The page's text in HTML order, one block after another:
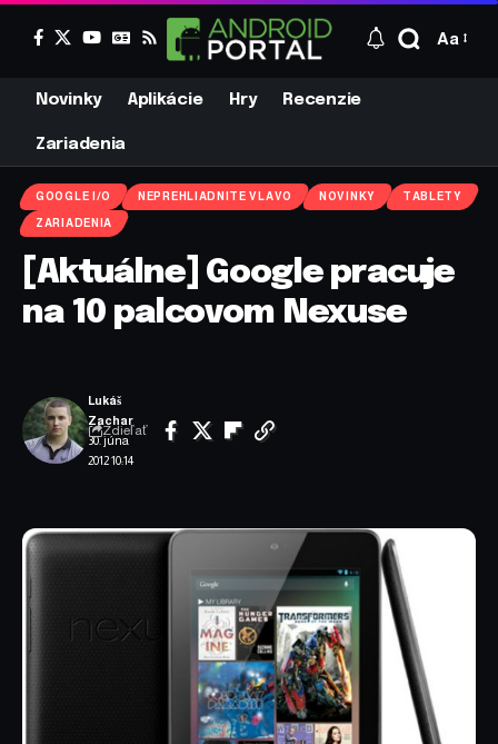
Aa
Novinky Aplikácie Hry Recenzie
Zariadenia
GOOGLE I/O NEPREHLIADNITE VLAVO NOVINKY TABLETY
ZARIADENIA
[Aktuálne] Google pracuje
na 10 palcovom Nexuse
30. júna
2012 10:14
Lukáš
Zachar
Zdieľať